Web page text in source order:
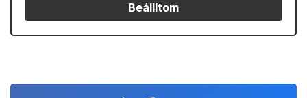
Beállítom